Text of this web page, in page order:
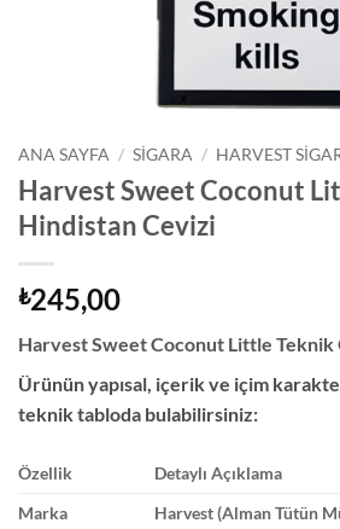
ANA SAYFA / SIGARA / HARVEST
Harvest Sweet Coconut
Hindistan Cevizi
₺245,00
Harvest Sweet Coconut Little
Ürünün yapısal, içerik ve içim
teknik tabloda bulabilirsiniz:
Özellik
Detaylı Açıklama
Marka
Harvest (Alman Tütün